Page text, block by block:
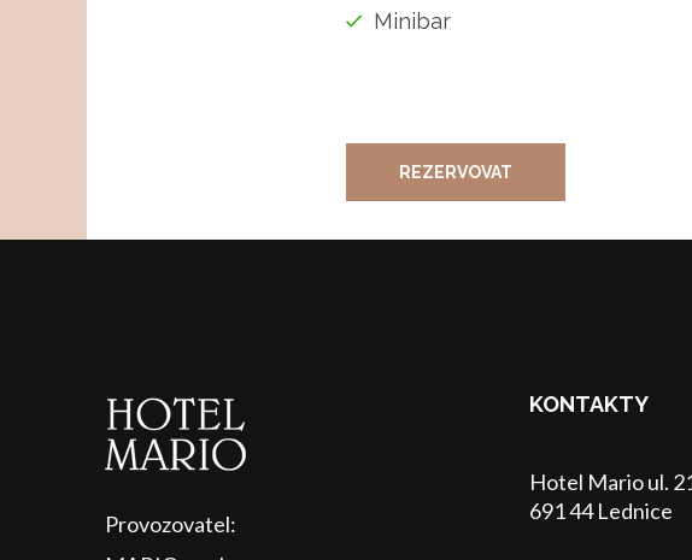
Minibar
REZERVOVAT
Provozovatel:
KONTAKTY
Hotel Mario ul.
691 44 Lednice